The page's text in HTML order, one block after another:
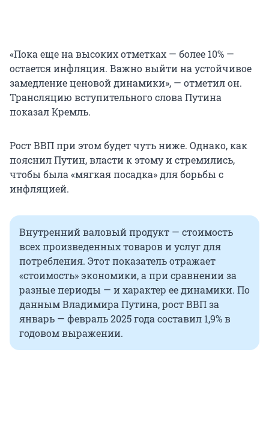
«Пока еще на высоких отметках — более 10% —
остается инфляция. Важно выйти на устойчивое
замедление ценовой динамики», — отметил он.
Трансляцию вступительного слова Путина
показал Кремль.
Рост ВВП при этом будет чуть ниже. Однако, как
пояснил Путин, власти к этому и стремились,
чтобы была «мягкая посадка» для борьбы с
инфляцией.
Внутренний валовый продукт — стоимость
всех произведенных товаров и услуг для
потребления. Этот показатель отражает
«стоимость» экономики, а при сравнении за
разные периоды — и характер ее динамики. По
данным Владимира Путина, рост ВВП за
январь — февраль 2025 года составил 1,9% в
годовом выражении.